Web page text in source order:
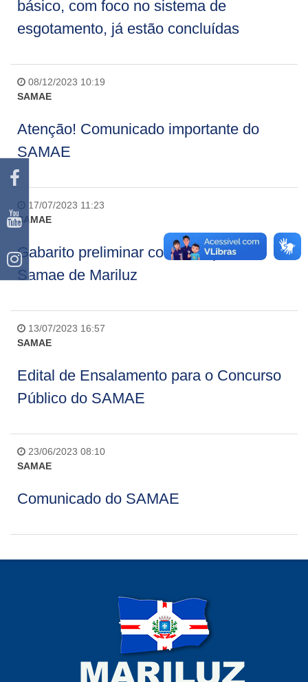
básico, com foco no sistema de
esgotamento, já estão concluídas
08/12/2023 10:19
SAMAE
Atenção! Comunicado importante do
SAMAE
17/07/2023 11:23
SAMAE
Gabarito preliminar concurso público
Samae de Mariluz
13/07/2023 16:57
SAMAE
Edital de Ensalamento para o Concurso
Público do SAMAE
23/06/2023 08:10
SAMAE
Comunicado do SAMAE